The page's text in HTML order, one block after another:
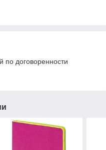
по договоренности